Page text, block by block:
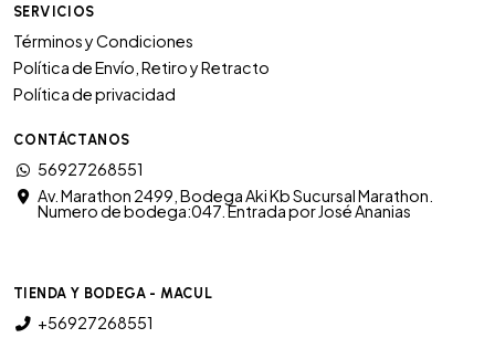
SERVICIOS
Términos y Condiciones
Política de Envío, Retiro y Retracto
Política de privacidad
CONTÁCTANOS
56927268551
Av. Marathon 2499, Bodega Aki Kb Sucursal Marathon.
Numero de bodega:047. Entrada por José Ananias
TIENDA Y BODEGA - MACUL
+56927268551